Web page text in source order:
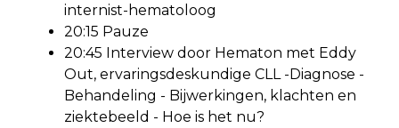
internist-hematoloog
20:15 Pauze
20:45 Interview door Hematon met Eddy
Out, ervaringsdeskundige CLL -Diagnose -
Behandeling - Bijwerkingen, klachten en
ziektebeeld - Hoe is het nu?